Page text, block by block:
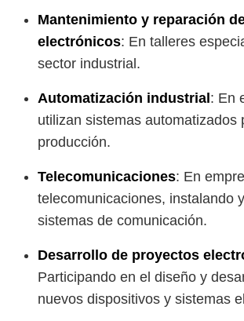
Mantenimiento y reparación
electrónicos: En talleres
sector industrial.
Automatización industrial : En
utilizan sistemas automatizados
producción.
Telecomunicaciones: En
telecomunicaciones, instalando
sistemas de comunicación.
Desarrollo de proyectos
Participando en el diseño y
nuevos dispositivos y sistemas